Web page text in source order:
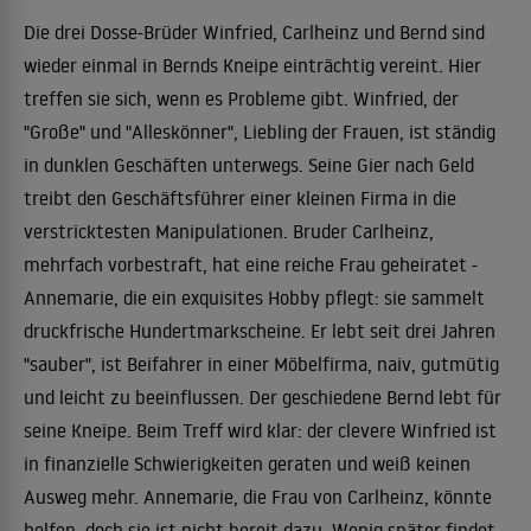
Die drei Dosse-Brüder Winfried, Carlheinz und Bernd sind
wieder einmal in Bernds Kneipe einträchtig vereint. Hier
treffen sie sich, wenn es Probleme gibt. Winfried, der
"Große" und "Alleskönner", Liebling der Frauen, ist ständig
in dunklen Geschäften unterwegs. Seine Gier nach Geld
treibt den Geschäftsführer einer kleinen Firma in die
verstricktesten Manipulationen. Bruder Carlheinz,
mehrfach vorbestraft, hat eine reiche Frau geheiratet -
Annemarie, die ein exquisites Hobby pflegt: sie sammelt
druckfrische Hundertmarkscheine. Er lebt seit drei Jahren
"sauber", ist Beifahrer in einer Möbelfirma, naiv, gutmütig
und leicht zu beeinflussen. Der geschiedene Bernd lebt für
seine Kneipe. Beim Treff wird klar: der clevere Winfried ist
in finanzielle Schwierigkeiten geraten und weiß keinen
Ausweg mehr. Annemarie, die Frau von Carlheinz, könnte